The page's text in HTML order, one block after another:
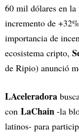
60 mil dólares en la
incremento de
importancia de
ecosistema cripto,
de Ripio) anunció
LAceleradora
con LaChain -la
latinos- para